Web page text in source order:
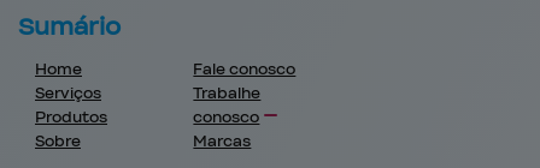
Sumário
Home
Serviços
Produtos
Sobre
Fale conosco
Trabalhe
conosco
Marcas